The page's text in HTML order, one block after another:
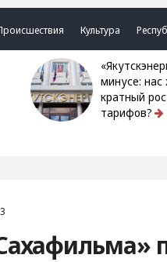
Культура
«Якутскэнерго» в
минусе:
кратный
тарифов?